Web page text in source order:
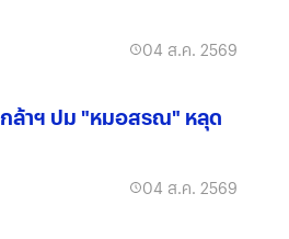
04 ส.ค. 2569
ล้าฯ ปม "หมอสรณ" หลุด
04 ส.ค. 2569